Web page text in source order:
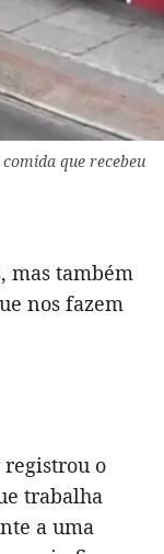
que recebeu
mas também
nos fazem
registrou o
trabalha
a uma